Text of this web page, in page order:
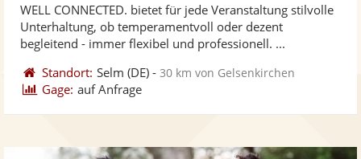
Fotos
5
WELL CONNECTED. bietet für jede Veranstaltung stilvolle
Unterhaltung, ob temperamentvoll oder dezent
begleitend - immer flexibel und professionell. ...
Standort: Selm (DE) -30 km von Gelsenkirchen
Gage: auf Anfrage